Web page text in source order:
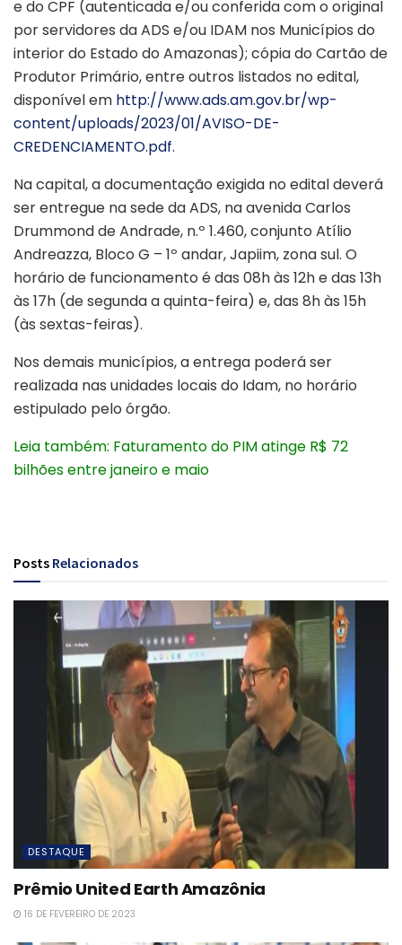
e do CPF (autenticada e/ou conferida com o original
por servidores da ADS e/ou IDAM nos Municípios do
interior do Estado do Amazonas); cópia do Cartão de
Produtor Primário, entre outros listados no edital,
disponível em http://www.ads.am.gov.br/wp-
content/uploads/2023/01/AVISO-DE-
CREDENCIAMENTO.pdf.
Na capital, a documentação exigida no edital deverá
ser entregue na sede da ADS, na avenida Carlos
Drummond de Andrade, n.º 1.460, conjunto Atílio
Andreazza, Bloco G – 1º andar, Japiim, zona sul. O
horário de funcionamento é das 08h às 12h e das 13h
às 17h (de segunda a quinta-feira) e, das 8h às 15h
(às sextas-feiras).
Nos demais municípios, a entrega poderá ser
realizada nas unidades locais do Idam, no horário
estipulado pelo órgão.
Leia também: Faturamento do PIM atinge R$ 72
bilhões entre janeiro e maio
Posts Relacionados
DESTAQUE
Prêmio United Earth Amazônia
16 DE FEVEREIRO DE 2023